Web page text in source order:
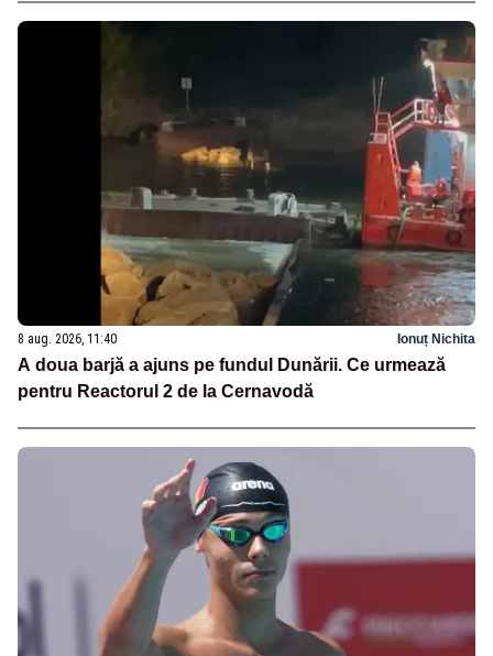
8 aug. 2026, 11:40 Ionuț Nichita
A doua barjă a ajuns pe fundul Dunării. Ce urmează
pentru Reactorul 2 de la Cernavodă